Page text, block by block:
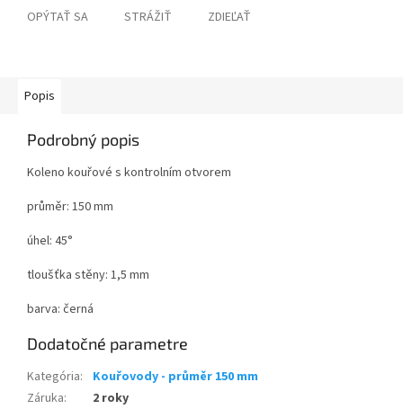
OPÝTAŤ SA STRÁŽIŤ ZDIEĽAŤ
Popis
Podrobný popis
Koleno kouřové s kontrolním otvorem
průměr: 150 mm
úhel: 45°
tloušťka stěny: 1,5 mm
barva: černá
Dodatočné parametre
Kategória:
Kouřovody - průměr 150 mm
Záruka:
2 roky